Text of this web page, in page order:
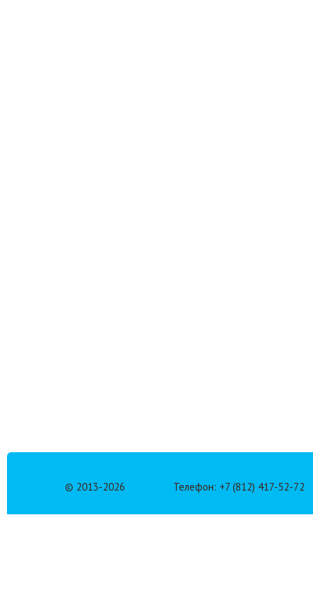
© 2013-2026 Телефон: +7 (812) 417-52-72